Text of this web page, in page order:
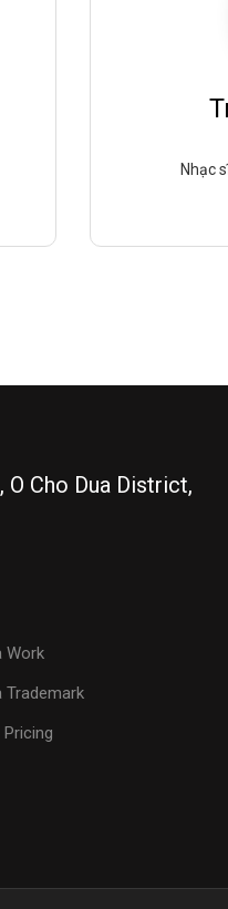
Nhạc
O Cho Dua District,
Work
Trademark